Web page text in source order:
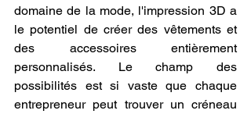
domaine de la mode, l'impression 3D a
le potentiel de créer des vêtements et
des accessoires entièrement
personnalisés. Le champ des
possibilités est si vaste que chaque
entrepreneur peut trouver un créneau